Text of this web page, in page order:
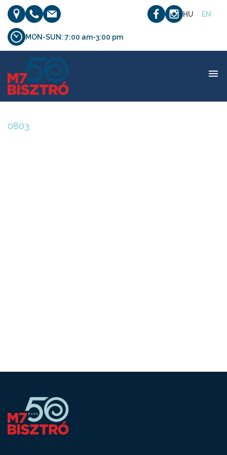
HU EN
MON-SUN: 7:00 am-3:00 pm
0803